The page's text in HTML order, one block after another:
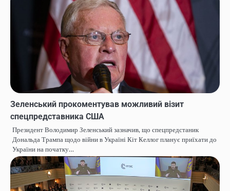
Зеленський прокоментував можливий візит
спецпредставника США
Президент Володимир Зеленський зазначив, що спецпредстаник
Дональда Трампа щодо війни в Україні Кіт Келлог планує приїхати до
України на початку…